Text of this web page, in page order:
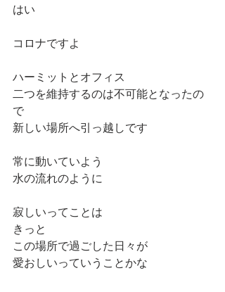
はい
コロナですよ
ハーミットとオフィス
二つを維持するのは不可能となったの
で
新しい場所へ引っ越しです
常に動いていよう
水の流れのように
寂しいってことは
きっと
この場所で過ごした日々が
愛おしいっていうことかな